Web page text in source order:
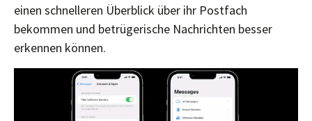
einen schnelleren Überblick über ihr Postfach
bekommen und betrügerische Nachrichten besser
erkennen können.